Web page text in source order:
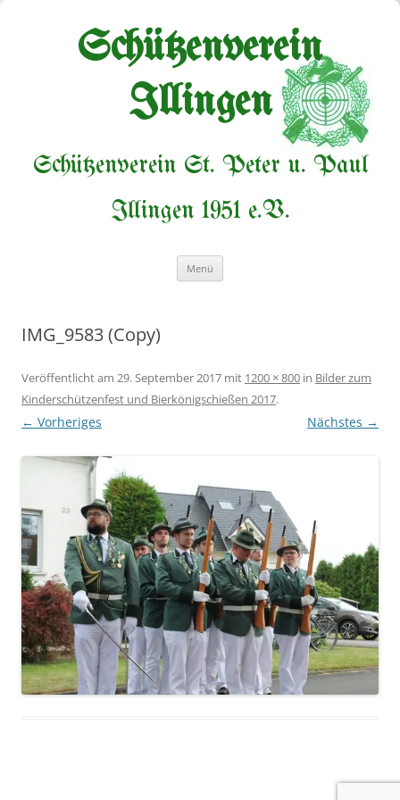
Schützenverein
Illingen
Schützenverein St. Peter u. Paul
Illingen 1951 e.V.
Menü
IMG_9583 (Copy)
Veröffentlicht am 29. September 2017 mit 1200 × 800 in Bilder zum
Kinderschützenfest und Bierkönigschießen 2017.
← Vorheriges Nächstes →